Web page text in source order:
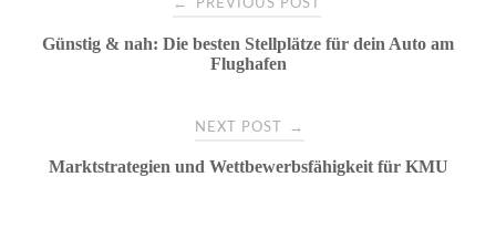
navigation
PREVIOUS POST
Günstig & nah: Die besten Stellplätze für dein Auto am
Flughafen
NEXT POST →
Marktstrategien und Wettbewerbsfähigkeit für KMU